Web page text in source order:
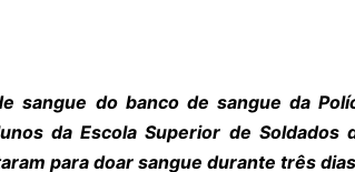
sangue do banco de sangue da
da Escola Superior de Soldados
para doar sangue durante três